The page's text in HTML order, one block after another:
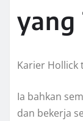
yang
Karier Hollick
Ia bahkan
dan bekerja